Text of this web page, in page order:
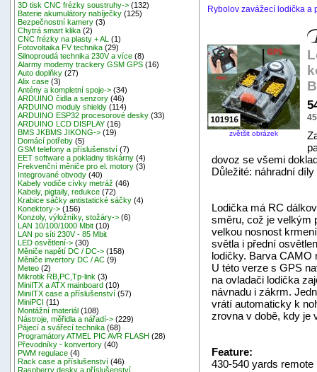
3D tisk CNC frézky soustruhy-> (132)
Baterie akumulátory nabíječky (125)
Bezpečnostní kamery (3)
Chytrá smart klika (2)
CNC frézky na plasty + AL
(1)
Fotovoltaika FV technika (29)
Silnoproudá technika 230V a více (8)
Alarmy modemy trackery GSM GPS (16)
Auto doplňky (27)
Alix case (3)
Antény a kompletní spoje-> (34)
ARDUINO čidla a senzory (46)
ARDUINO moduly shieldy (114)
ARDUINO ESP32 procesorové desky (33)
ARDUINO LCD DISPLAY (16)
BMS JKBMS JIKONG-> (19)
Domácí potřeby (5)
GSM telefony a příslušenství (7)
EET software a pokladny tiskárny (4)
Frekvenční měniče pro el. motory (3)
Integrované obvody (40)
Kabely vodiče cívky metráž (46)
Kabely, pigtaily, redukce (72)
Krabice sáčky antistatické sáčky (4)
Konektory-> (156)
Konzoly, výložníky, stožáry-> (6)
LAN 10/100/1000 Mbit (10)
LAN po síti 230V - 85 Mbit
LED osvětlení-> (30)
Měniče napětí DC / DC-> (158)
Měniče invertory DC / AC (9)
Meteo (2)
Mikrotik RB,PC,Tp-link (3)
MiniITX a ATX mainboard (10)
MiniITX case a příslušenství (57)
MiniPCI (11)
Montážní materiál (108)
Nástroje, měřidla a nářadí-> (229)
Pájecí a svářecí technika (68)
Programátory ATMEL PIC AVR FLASH (28)
Převodníky - konvertory (40)
PWM regulace (4)
Rack case a příslušenství (46)
Raspberry desky a příslušenství
Rybolov zavážecí lodička a
zvětšit obrázek
dovoz se všemi
Důležité: náhradní díly
Lodička má RC
směru, což je velkým
velkou nosnost
světla i přední
lodičky. Barva CAMO
U této verze s GPS
na ovladači lodička
návnadu i zákrm.
vrátí automaticky k
zrovna v době, kdy je
Feature:
430-540 yards